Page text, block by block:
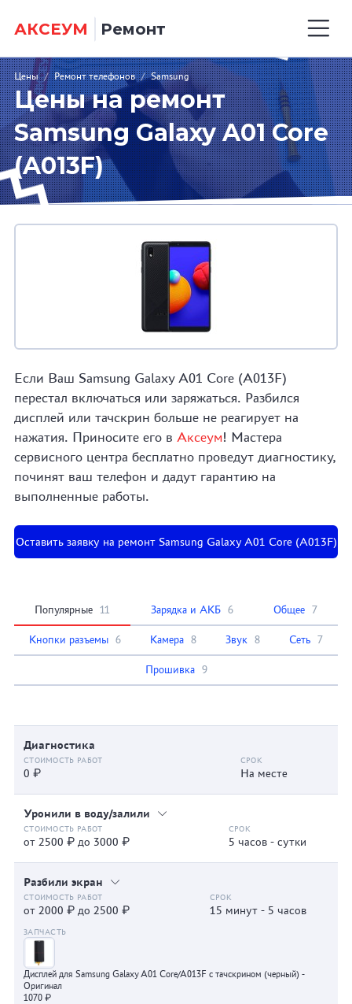
АКСЕУМ Ремонт
Цены / Ремонт телефонов / Samsung
Цены на ремонт
Samsung Galaxy A01 Core
(A013F)
Если Ваш Samsung Galaxy A01 Core (A013F)
перестал включаться или заряжаться. Разбился
дисплей или тачскрин больше не реагирует на
нажатия. Приносите его в Аксеум! Мастера
сервисного центра бесплатно проведут диагностику,
починят ваш телефон и дадут гарантию на
выполненные работы.
Оставить заявку на ремонт Samsung Galaxy A01 Core (A013F)
Популярные 11 Зарядка и АКБ 6 Общее 7
Кнопки разъемы 6 Камера 8 Звук 8 Сеть 7
Прошивка 9
Диагностика
0 ₽ На месте
Уронили в воду/залили
от 2500 ₽ до 3000 ₽ 5 часов - сутки
Разбили экран
от 2000 ₽ до 2500 ₽ 15 минут - 5 часов
Дисплей для Samsung Galaxy A01 Core/A013F с тачскрином (черный) -
Оригинал
1070 ₽